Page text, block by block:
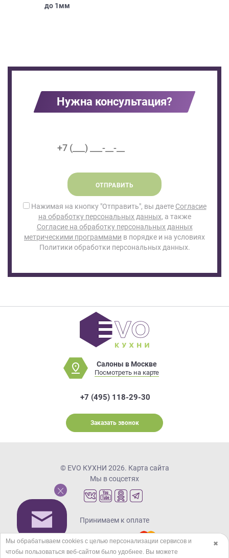
до 1мм
Нужна консультация?
ОТПРАВИТЬ
Нажимая на кнопку "Отправить", вы даете Согласие
на обработку персональных данных, а также
Согласие на обработку персональных данных
метрическими программами в порядке и на условиях
Политики обработки персональных данных.
Салоны в Москве
Посмотреть на карте
+7 (495) 118-29-30
Заказать звонок
© EVO КУХНИ 2026. Карта сайта
Мы в соцсетях
Принимаем к оплате
✖
Мы обрабатываем cookies с целью персонализации сервисов и
чтобы пользоваться веб-сайтом было удобнее. Вы можете